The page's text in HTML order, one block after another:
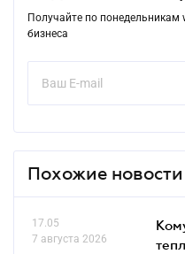
Получайте по понедельникам
бизнеса
Похожие новости
17.05
7 августа 2026